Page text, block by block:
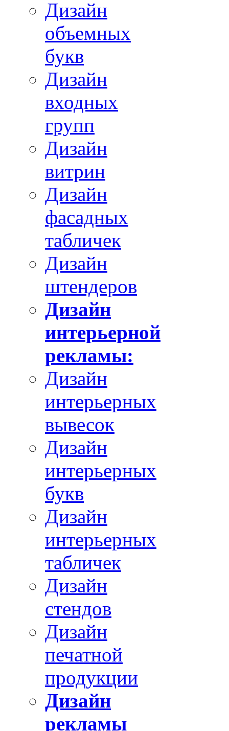
Дизайн
объемных
букв
Дизайн
входных
групп
Дизайн
витрин
Дизайн
фасадных
табличек
Дизайн
штендеров
Дизайн
интерьерной
рекламы:
Дизайн
интерьерных
вывесок
Дизайн
интерьерных
букв
Дизайн
интерьерных
табличек
Дизайн
стендов
Дизайн
печатной
продукции
Дизайн
рекламы